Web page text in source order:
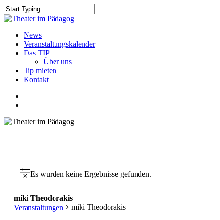
Skip
to
content
Close
search
Menu
News
Veranstaltungskalender
Das TIP
Über uns
Tip mieten
Kontakt
Es wurden keine Ergebnisse gefunden.
miki Theodorakis
Veranstaltungen
miki Theodorakis